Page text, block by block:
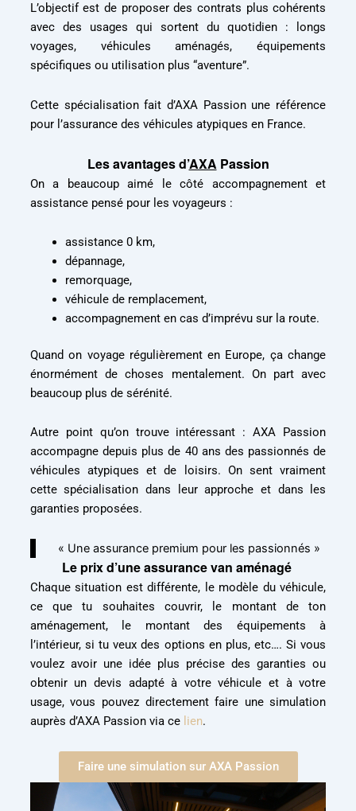
L’objectif est de proposer des contrats plus cohérents
avec des usages qui sortent du quotidien : longs
voyages, véhicules aménagés, équipements
spécifiques ou utilisation plus “aventure”.
Cette spécialisation fait d’AXA Passion une référence
pour l’assurance des véhicules atypiques en France.
Les avantages d’AXA Passion
On a beaucoup aimé le côté accompagnement et
assistance pensé pour les voyageurs :
assistance 0 km,
dépannage,
remorquage,
véhicule de remplacement,
accompagnement en cas d’imprévu sur la route.
Quand on voyage régulièrement en Europe, ça change
énormément de choses mentalement. On part avec
beaucoup plus de sérénité.
Autre point qu’on trouve intéressant : AXA Passion
accompagne depuis plus de 40 ans des passionnés de
véhicules atypiques et de loisirs. On sent vraiment
cette spécialisation dans leur approche et dans les
garanties proposées.
« Une assurance premium pour les passionnés »
Le prix d’une assurance van aménagé
Chaque situation est différente, le modèle du véhicule,
ce que tu souhaites couvrir, le montant de ton
aménagement, le montant des équipements à
l’intérieur, si tu veux des options en plus, etc…. Si vous
voulez avoir une idée plus précise des garanties ou
obtenir un devis adapté à votre véhicule et à votre
usage, vous pouvez directement faire une simulation
auprès d’AXA Passion via ce lien.
Faire une simulation sur AXA Passion